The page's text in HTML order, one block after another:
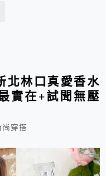
北林口真愛香水
實在+試聞無壓
尚穿搭